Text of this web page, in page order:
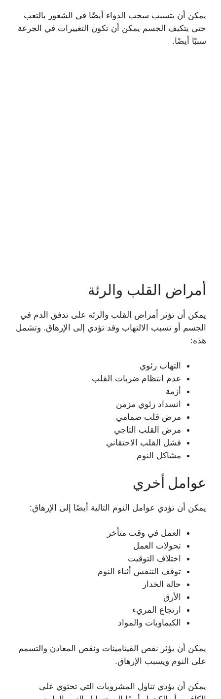
يمكن أن يتسبب سحب الدواء أيضًا في الشعور بالتعب
حتى يتكيف الجسم يمكن أن تكون التغييرات في الجرعة
سببًا أيضًا.
أمراض القلب والرئة
يمكن أن تؤثر أمراض القلب والرئة على تدفق الدم في
الجسم أو تسبب الالتهاب وقد تؤدي إلى الإرهاق. وتشمل
هذه:
التهاب رئوي
عدم انتظام ضربات القلب
أزمة
انسداد رئوي مزمن
مرض قلب صمامي
مرض القلب التاجي
فشل القلب الاحتقاني
مشاكل النوم
عوامل أخري
يمكن أن تؤدي عوامل النوم التالية أيضًا إلى الإرهاق:
العمل في وقت متأخر
تحولات العمل
اختلاف التوقيت
توقف التنفس أثناء النوم
حالة الخدار
الأرق
ارتجاع المريء
الكيماويات والمواد
يمكن أن يؤثر نقص الفيتامينات ونقص المعادن والتسمم
على النوم ويسبب الإرهاق.
يمكن أن يؤدي تناول المشروبات التي تحتوي على